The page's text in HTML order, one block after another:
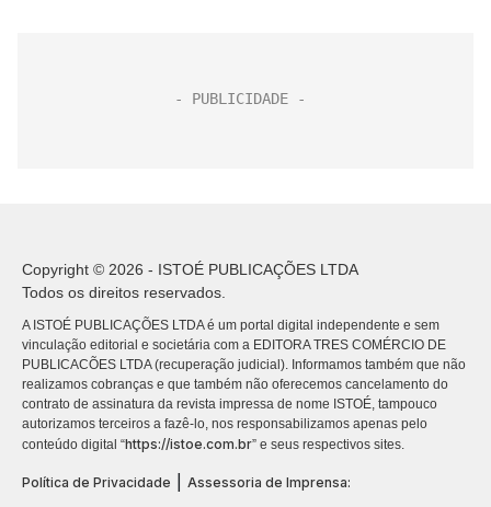
Copyright © 2026 - ISTOÉ PUBLICAÇÕES LTDA
Todos os direitos reservados.
A ISTOÉ PUBLICAÇÕES LTDA é um portal digital independente e sem
vinculação editorial e societária com a EDITORA TRES COMÉRCIO DE
PUBLICACÕES LTDA (recuperação judicial). Informamos também que não
realizamos cobranças e que também não oferecemos cancelamento do
contrato de assinatura da revista impressa de nome ISTOÉ, tampouco
autorizamos terceiros a fazê-lo, nos responsabilizamos apenas pelo
conteúdo digital “https://istoe.com.br” e seus respectivos sites.
Política de Privacidade
Assessoria de Imprensa: